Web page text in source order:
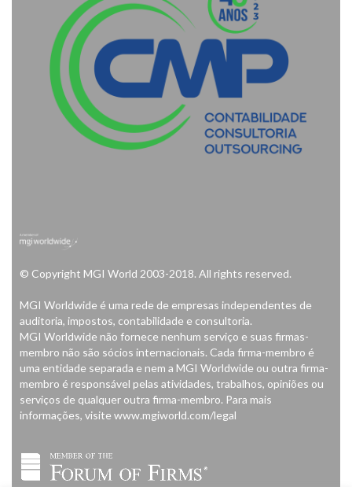
© Copyright MGI World 2003-2018. All rights reserved.
MGI Worldwide é uma rede de empresas independentes de
auditoria, impostos, contabilidade e consultoria.
MGI Worldwide não fornece nenhum serviço e suas firmas-
membro não são sócios internacionais. Cada firma-membro é
uma entidade separada e nem a MGI Worldwide ou outra firma-
membro é responsável pelas atividades, trabalhos, opiniões ou
serviços de qualquer outra firma-membro. Para mais
informações, visite www.mgiworld.com/legal